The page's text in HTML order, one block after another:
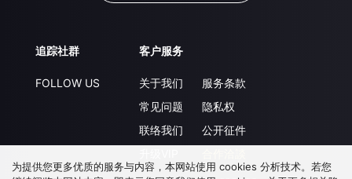
追踪社群
FOLLOW US
客户服务
关于我们
常见问题
联络我们
服务条款
隐私权
公开征件
为提供您更多优质的服务与内容，本网站使用 cookies 分析技术。若您